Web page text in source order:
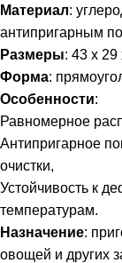
Материал:
антипригарным
Размеры: 43 x 29
Форма:
Особенности:
Равномерное
Антипригарное
очистки,
Устойчивость к
температурам.
Назначение:
овощей и других